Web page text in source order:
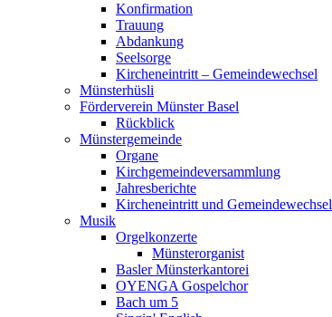
Konfirmation
Trauung
Abdankung
Seelsorge
Kircheneintritt – Gemeindewechsel
Münsterhüsli
Förderverein Münster Basel
Rückblick
Münstergemeinde
Organe
Kirchgemeindeversammlung
Jahresberichte
Kircheneintritt und Gemeindewechsel
Musik
Orgelkonzerte
Münsterorganist
Basler Münsterkantorei
OYENGA Gospelchor
Bach um 5